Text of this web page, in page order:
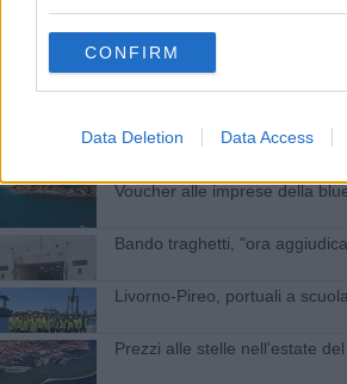
CONFIRM
Data Deletion Data Access
Bandiere Blu, spiagge e porti
Bandiere blu, Toscana sul
Voucher alle imprese della
Bando traghetti, "ora
Livorno-Pireo, portuali a
Prezzi alle stelle nell'estate